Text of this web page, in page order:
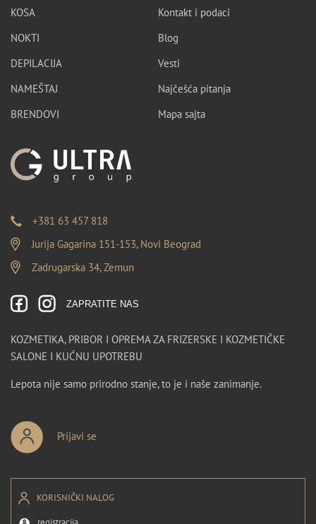
KOSA
NOKTI
DEPILACIJA
NAMEŠTAJ
BRENDOVI
Kontakt i podaci
Blog
Vesti
Najčešća pitanja
Mapa sajta
+381 63 457 818
Jurija Gagarina 151-153, Novi Beograd
Zadrugarska 34, Zemun
ZAPRATITE NAS
KOZMETIKA, PRIBOR I OPREMA ZA FRIZERSKE I KOZMETIČKE
SALONE I KUĆNU UPOTREBU
Lepota nije samo prirodno stanje, to je i naše zanimanje.
Prijavi se
KORISNIČKI NALOG